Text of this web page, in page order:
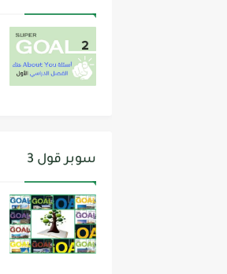
سوبر قول 3